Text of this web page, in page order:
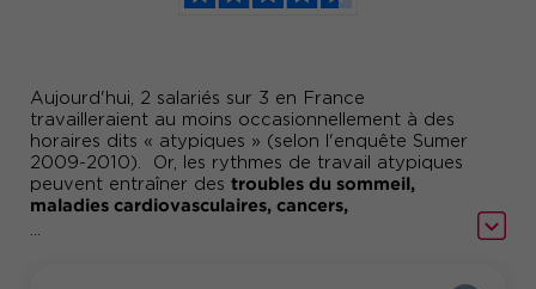
Aujourd'hui, 2 salariés sur 3 en France
travailleraient au moins occasionnellement à des
horaires dits « atypiques » (selon l'enquête Sumer
2009-2010). Or, les rythmes de travail atypiques
peuvent entraîner des troubles du sommeil,
maladies cardiovasculaires, cancers,
...